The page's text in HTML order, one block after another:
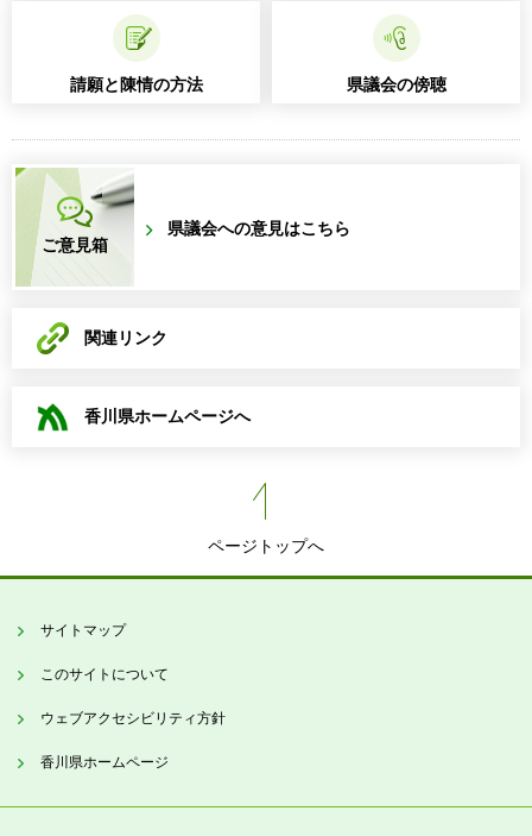
請願と陳情の方法 県議会の傍聴
ご意見箱
県議会への意見はこちら
関連リンク
香川県ホームページへ
ページトップへ
サイトマップ
このサイトについて
ウェブアクセシビリティ方針
香川県ホームページ